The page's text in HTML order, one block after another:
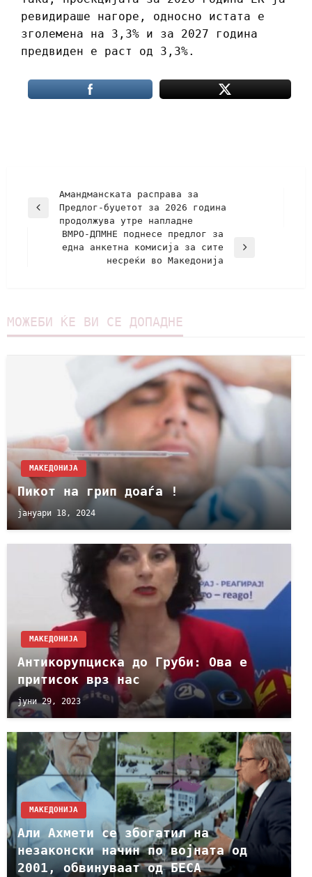
ревидираше нагоре, односно истата е
зголемена на 3,3% и за 2027 година
предвиден е раст од 3,3%.
Амандманската расправа за
Предлог-буџетот за 2026 година
продолжува утре напладне
ВМРО-ДПМНЕ поднесе предлог за
една анкетна комисија за сите
несреќи во Македонија
МОЖЕБИ ЌЕ ВИ СЕ ДОПАДНЕ
МАКЕДОНИЈА
Пикот на грип доаѓа !
јануари 18, 2024
МАКЕДОНИЈА
Антикорупциска до Груби: Ова е
притисок врз нас
јуни 29, 2023
МАКЕДОНИЈА
Али Ахмети се збогатил на
незаконски начин по војната од
2001, обвинуваат од БЕСА